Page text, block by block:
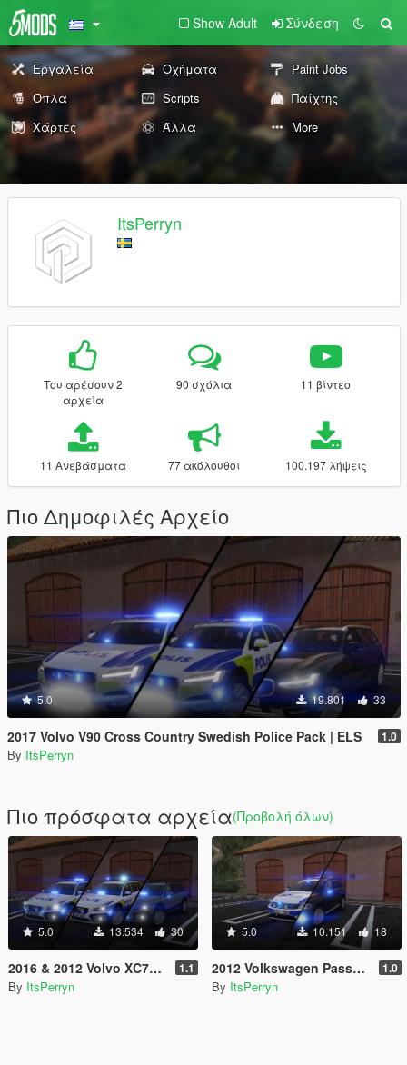
Show Adult Σύνδεση
Εργαλεία Οχήματα
Paint Jobs
Όπλα
Scripts
Παίχτης
Χάρτες
Άλλα More
ItsPerryn
Του αρέσουν 2
αρχεία
90 σχόλια 11 βίντεο
11 Ανεβάσματα 77 ακόλουθοι 100.197 λήψεις
Πιο Δημοφιλές Αρχείο
5.0 19.801 33
2017 Volvo V90 Cross Country Swedish Police Pack | ELS 1.0
By ItsPerryn
Πιο πρόσφατα αρχεία(Προβολή όλων)
5.0 13.534 30
2016 & 2012 Volvo XC70 Swedish Police Pack | ELS 1.1
By ItsPerryn
5.0 10.151 18
2012 Volkswagen Passat B7 Alltrack Swedish Police | ELS 1.0
By ItsPerryn